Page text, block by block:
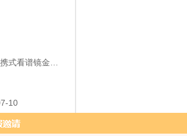
镜金属中合金元素
10
在线留言